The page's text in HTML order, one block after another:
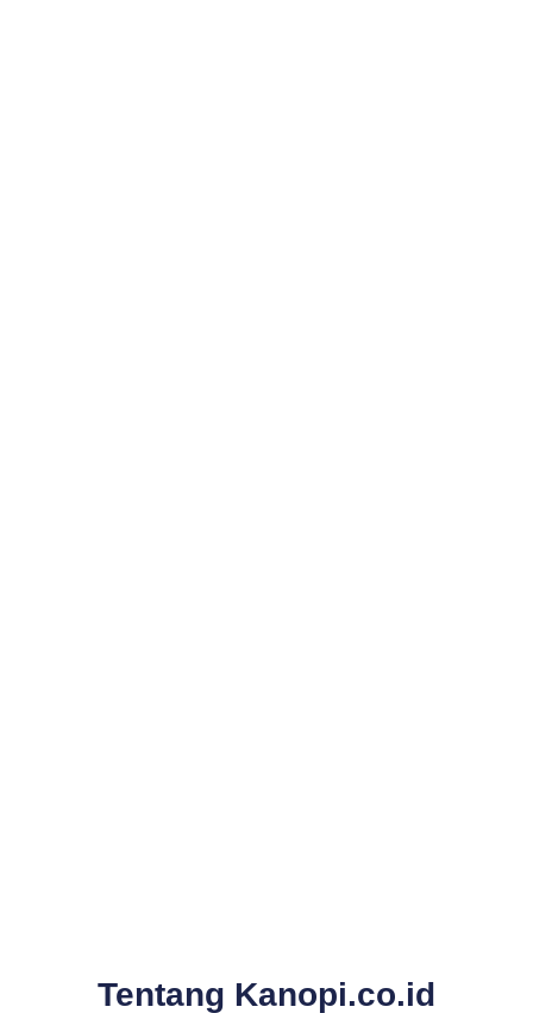
Tentang Kanopi.co.id